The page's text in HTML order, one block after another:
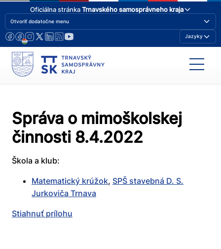
Oficiálna stránkaTrnavského samosprávneho kraja
Otvoriť dodatočne menu
Jazyky
Správa o mimoškolskej
činnosti 8.4.2022
Škola a klub:
Matematický krúžok, SPŠ stavebná D. S.
Jurkoviča Trnava
Stiahnuť prílohu